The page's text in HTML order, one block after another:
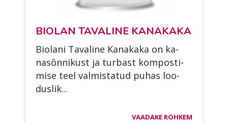
BIO­LAN TA­VA­LI­NE KA­NA­KA­KA
Bio­la­ni Ta­va­li­ne Ka­na­ka­ka on ka­
nasõn­ni­kust ja tur­bast kom­pos­ti­
mi­se teel val­mis­ta­tud pu­has loo­
dus­lik...
VAADAKE ROHKEM